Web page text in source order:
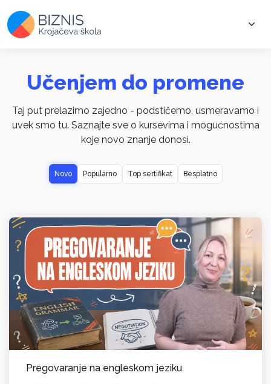
Učenjem do promene
Taj put prelazimo zajedno - podstičemo, usmeravamo i
uvek smo tu. Saznajte sve o kursevima i mogućnostima
koje novo znanje donosi.
Novo Popularno Top sertifikat Besplatno
Pregovaranje na engleskom jeziku